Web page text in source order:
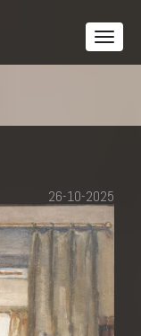
26-10-2025